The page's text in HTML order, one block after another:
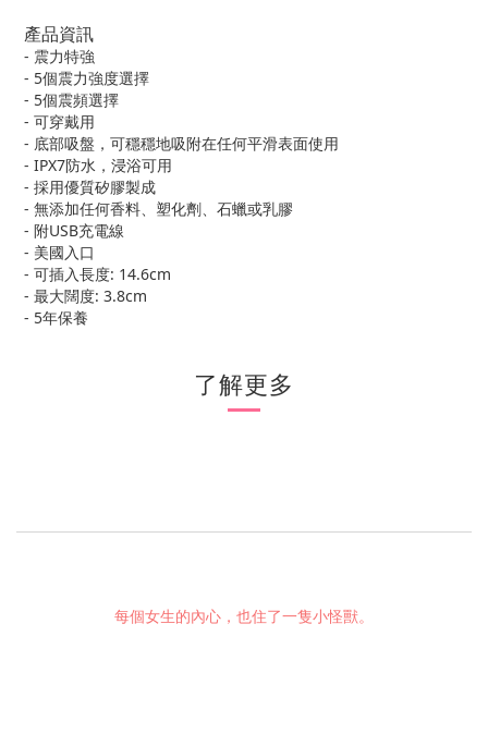
產品資訊
- 震力特強
- 5個震力強度選擇
- 5個震頻選擇
- 可穿戴用
- 底部吸盤，可穩穩地吸附在任何平滑表面使用
- IPX7防水，浸浴可用
- 採用優質矽膠製成
- 無添加任何香料、塑化劑、石蠟或乳膠
- 附USB充電線
- 美國入口
- 可插入長度: 14.6cm
- 最大闊度: 3.8cm
- 5年保養
了解更多
每個女生的內心，也住了一隻小怪獸。